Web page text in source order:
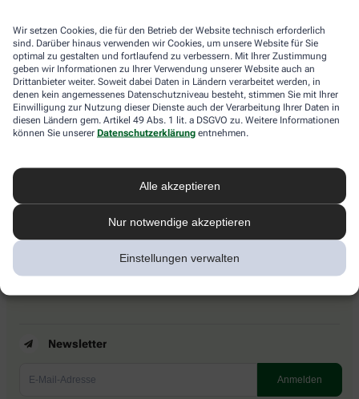
Wir setzen Cookies, die für den Betrieb der Website technisch erforderlich
sind. Darüber hinaus verwenden wir Cookies, um unsere Website für Sie
optimal zu gestalten und fortlaufend zu verbessern. Mit Ihrer Zustimmung
geben wir Informationen zu Ihrer Verwendung unserer Website auch an
Drittanbieter weiter. Soweit dabei Daten in Ländern verarbeitet werden, in
denen kein angemessenes Datenschutzniveau besteht, stimmen Sie mit Ihrer
Einwilligung zur Nutzung dieser Dienste auch der Verarbeitung Ihrer Daten in
diesen Ländern gem. Artikel 49 Abs. 1 lit. a DSGVO zu. Weitere Informationen
können Sie unserer Datenschutzerklärung entnehmen.
Alle akzeptieren
Nur notwendige akzeptieren
Einstellungen verwalten
Lieferarten
Abholung in der Apotheke
Botendienstlieferung
apotheke.com Informationen
Newsletter
Barrierefreiheitserklärung
Newsletter